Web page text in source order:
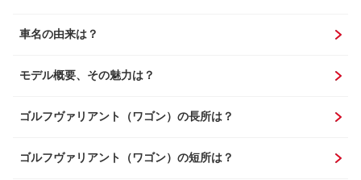
車名の由来は？
モデル概要、その魅力は？
ゴルフヴァリアント（ワゴン）の長所は？
ゴルフヴァリアント（ワゴン）の短所は？